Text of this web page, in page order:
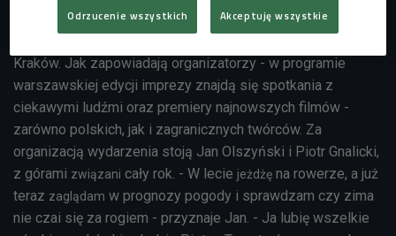
Witych. Festiwal rozpocznie się 13.10 w warszawskim
Kraków. Jak zapowiadają organizatorzy - w programie
warszawskiej edycji imprezy znajdą się spotkania z
ciekawymi ludźmi oraz premiery najnowszych filmów -
zarówno polskich, jak i zagranicznych twórców. Za
organizacją wydarzenia stoją Jan Olszyński i Piotr Gnalicki,
z górami związani cały rok. - W lecie jeżdżę na rowerze, a już
teraz zaglądam w prognozy pogody i sprawdzam czy zima
nie czai się za rogiem - przyznaje Jan. - Ja lubię wszelkie
Odrzucenie wszystkich Akceptuję wszystkie